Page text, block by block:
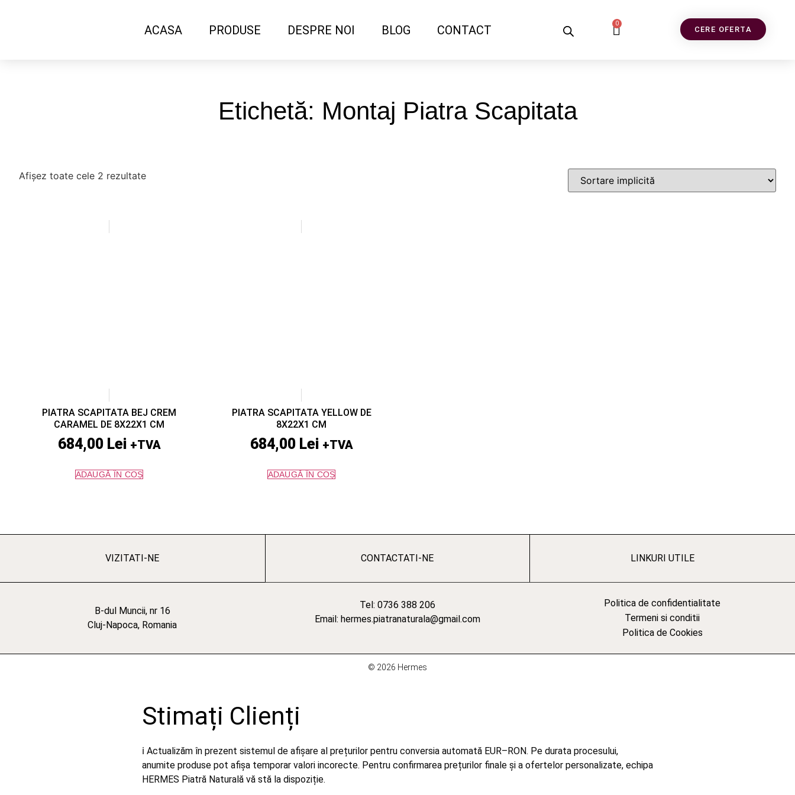
ACASA PRODUSE DESPRE NOI BLOG CONTACT 0
CERE OFERTA
Etichetă: Montaj Piatra Scapitata
Afișez toate cele 2 rezultate
PIATRA SCAPITATA BEJ CREM
CARAMEL DE 8X22X1 CM
684,00 Lei +TVA
ADAUGĂ ÎN COȘ
PIATRA SCAPITATA YELLOW DE
8X22X1 CM
684,00 Lei +TVA
ADAUGĂ ÎN COȘ
VIZITATI-NE
B-dul Muncii, nr 16
Cluj-Napoca, Romania
CONTACTATI-NE
Tel: 0736 388 206
Email: hermes.piatranaturala@gmail.com
LINKURI UTILE
Politica de confidentialitate
Termeni si conditii
Politica de Cookies
© 2026 Hermes
Stimați Clienți
ℹ️ Actualizăm în prezent sistemul de afișare al prețurilor pentru conversia automată EUR–RON. Pe durata procesului,
anumite produse pot afișa temporar valori incorecte. Pentru confirmarea prețurilor finale și a ofertelor personalizate, echipa
HERMES Piatră Naturală vă stă la dispoziție.